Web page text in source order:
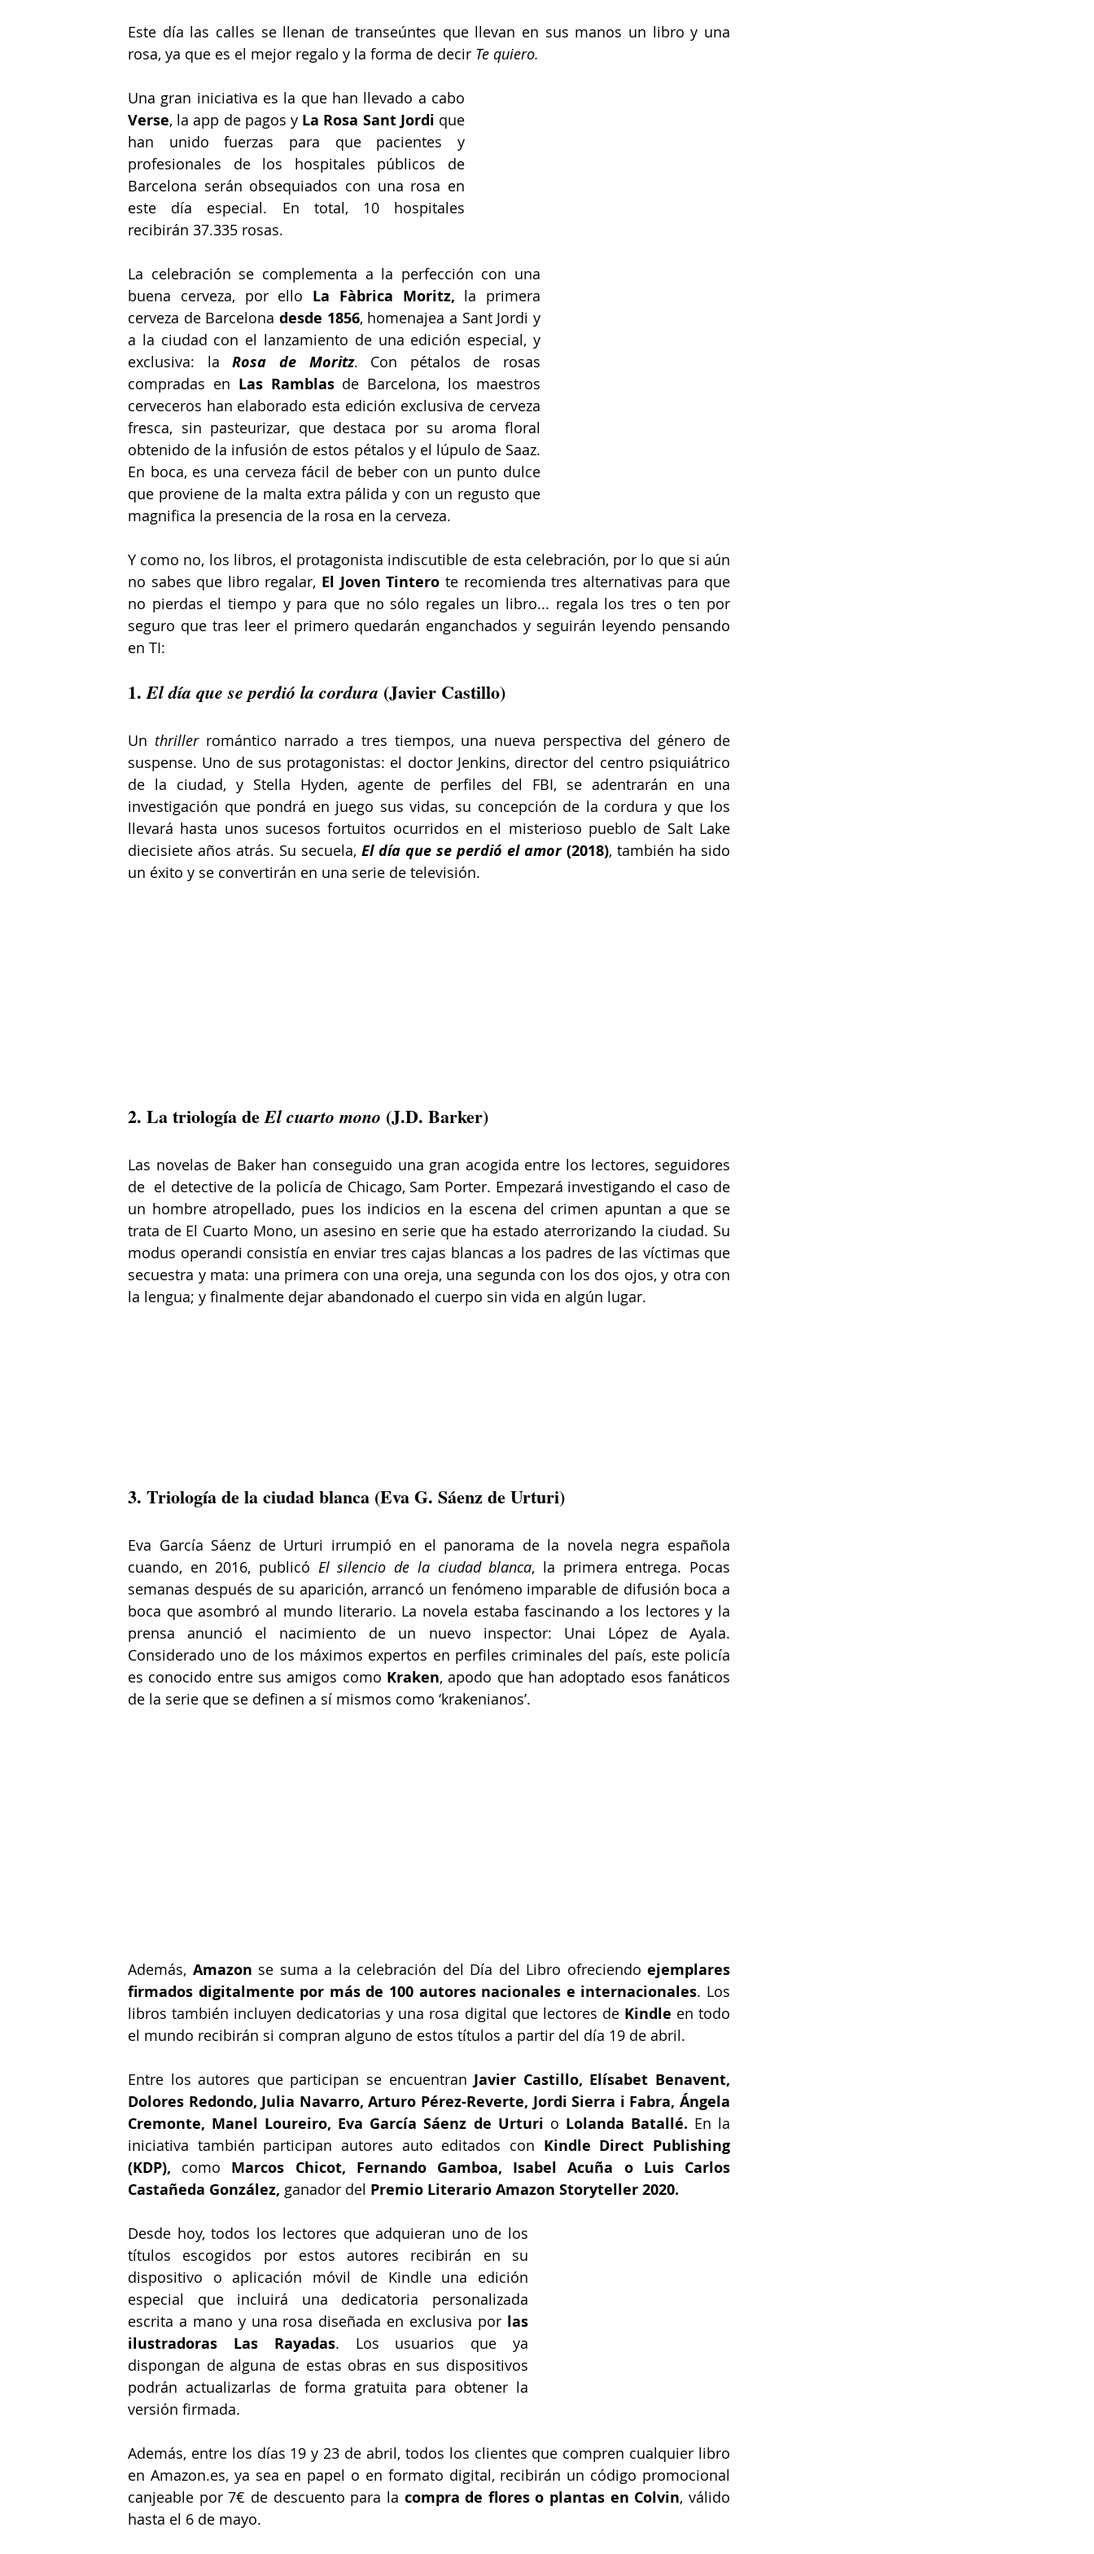
Este día las calles se llenan de transeúntes que llevan en sus manos un libro y una
rosa, ya que es el mejor regalo y la forma de decir Te quiero.
Verse, la app de pagos y La Rosa Sant Jordi que
han unido fuerzas para que pacientes y
profesionales de los hospitales públicos de
Barcelona serán obsequiados con una rosa en
este día especial. En total, 10 hospitales
recibirán 37.335 rosas.
La celebración se complementa a la perfección con una
buena cerveza, por ello La Fàbrica Moritz, la primera
cerveza de Barcelona desde 1856, homenajea a Sant Jordi y
a la ciudad con el lanzamiento de una edición especial, y
exclusiva: la Rosa de Moritz. Con pétalos de rosas
compradas en Las Ramblas de Barcelona, los maestros
cerveceros han elaborado esta edición exclusiva de cerveza
fresca, sin pasteurizar, que destaca por su aroma floral
obtenido de la infusión de estos pétalos y el lúpulo de Saaz.
En boca, es una cerveza fácil de beber con un punto dulce
que proviene de la malta extra pálida y con un regusto que
magnifica la presencia de la rosa en la cerveza.
Y como no, los libros, el protagonista indiscutible de esta celebración, por lo que si aún
no sabes que libro regalar, El Joven Tintero te recomienda tres alternativas para que
no pierdas el tiempo y para que no sólo regales un libro... regala los tres o ten por
seguro que tras leer el primero quedarán enganchados y seguirán leyendo pensando
en TI:
1. El día que se perdió la cordura (Javier Castillo)
Un thriller romántico narrado a tres tiempos, una nueva perspectiva del género de
suspense. Uno de sus protagonistas: el doctor Jenkins, director del centro psiquiátrico
de la ciudad, y Stella Hyden, agente de perfiles del FBI, se adentrarán en una
investigación que pondrá en juego sus vidas, su concepción de la cordura y que los
llevará hasta unos sucesos fortuitos ocurridos en el misterioso pueblo de Salt Lake
diecisiete años atrás. Su secuela, El día que se perdió el amor (2018), también ha sido
un éxito y se convertirán en una serie de televisión.
2. La triología de El cuarto mono (J.D. Barker)
Las novelas de Baker han conseguido una gran acogida entre los lectores, seguidores
de  el detective de la policía de Chicago, Sam Porter. Empezará investigando el caso de
un hombre atropellado, pues los indicios en la escena del crimen apuntan a que se
trata de El Cuarto Mono, un asesino en serie que ha estado aterrorizando la ciudad. Su
modus operandi consistía en enviar tres cajas blancas a los padres de las víctimas que
secuestra y mata: una primera con una oreja, una segunda con los dos ojos, y otra con
la lengua; y finalmente dejar abandonado el cuerpo sin vida en algún lugar.
3. Triología de la ciudad blanca (Eva G. Sáenz de Urturi)
Eva García Sáenz de Urturi irrumpió en el panorama de la novela negra española
cuando, en 2016, publicó El silencio de la ciudad blanca, la primera entrega. Pocas
semanas después de su aparición, arrancó un fenómeno imparable de difusión boca a
boca que asombró al mundo literario. La novela estaba fascinando a los lectores y la
prensa anunció el nacimiento de un nuevo inspector: Unai López de Ayala.
Considerado uno de los máximos expertos en perfiles criminales del país, este policía
es conocido entre sus amigos como Kraken, apodo que han adoptado esos fanáticos
de la serie que se definen a sí mismos como ‘krakenianos’.
Además, Amazon se suma a la celebración del Día del Libro ofreciendo ejemplares
firmados digitalmente por más de 100 autores nacionales e internacionales. Los
libros también incluyen dedicatorias y una rosa digital que lectores de Kindle en todo
el mundo recibirán si compran alguno de estos títulos a partir del día 19 de abril.
Entre los autores que participan se encuentran Javier Castillo, Elísabet Benavent,
Dolores Redondo, Julia Navarro, Arturo Pérez-Reverte, Jordi Sierra i Fabra, Ángela
Cremonte, Manel Loureiro, Eva García Sáenz de Urturi o Lolanda Batallé. En la
iniciativa también participan autores auto editados con Kindle Direct Publishing
(KDP), como Marcos Chicot, Fernando Gamboa, Isabel Acuña o Luis Carlos
Castañeda González, ganador del Premio Literario Amazon Storyteller 2020.
Desde hoy, todos los lectores que adquieran uno de los
títulos escogidos por estos autores recibirán en su
dispositivo o aplicación móvil de Kindle una edición
especial que incluirá una dedicatoria personalizada
escrita a mano y una rosa diseñada en exclusiva por las
ilustradoras Las Rayadas. Los usuarios que ya
dispongan de alguna de estas obras en sus dispositivos
podrán actualizarlas de forma gratuita para obtener la
versión firmada.
Además, entre los días 19 y 23 de abril, todos los clientes que compren cualquier libro
en Amazon.es, ya sea en papel o en formato digital, recibirán un código promocional
canjeable por 7€ de descuento para la compra de flores o plantas en Colvin, válido
hasta el 6 de mayo.